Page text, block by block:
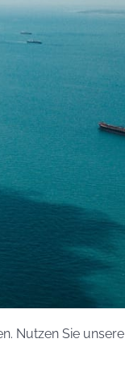
Nutzen Sie unsere